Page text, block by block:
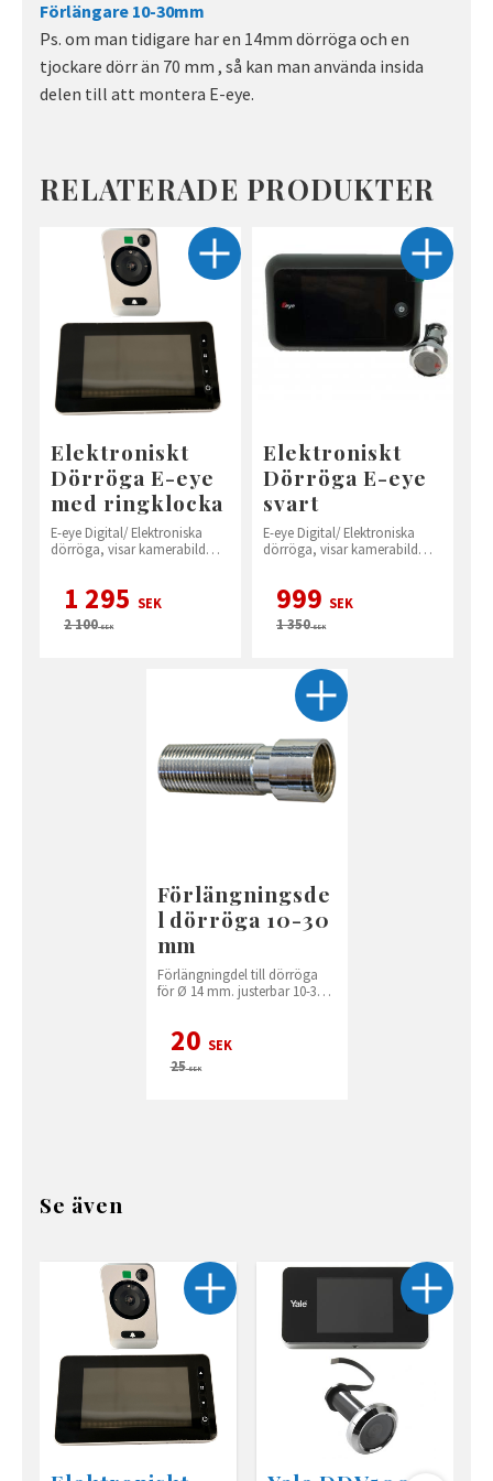
Förlängare 10-30mm
Ps. om man tidigare har en 14mm dörröga och en
tjockare dörr än 70 mm , så kan man använda insida
delen till att montera E-eye.
RELATERADE PRODUKTER
Elektroniskt
Dörröga E-eye
med ringklocka
E-eye Digital/ Elektroniska
dörröga, visar kamerabild
1 295 SEK
2 100SEK
Elektroniskt
Dörröga E-eye
svart
E-eye Digital/ Elektroniska
dörröga, visar kamerabild
999 SEK
1 350SEK
Förlängningsde
l dörröga 10-30
mm
Förlängningdel till dörröga
för Ø 14 mm. justerbar 10-30
20 SEK
25SEK
Se även